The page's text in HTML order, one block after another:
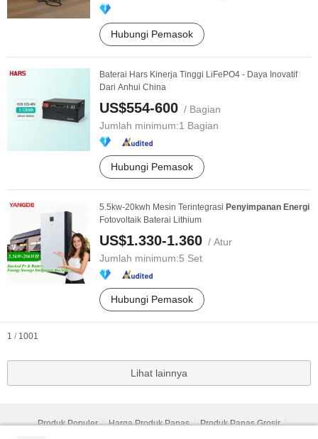
Hubungi Pemasok
Baterai Hars Kinerja Tinggi LiFePO4 - Daya Inovatif
Dari Anhui China
US$554-600 / Bagian
Jumlah minimum:1 Bagian
Hubungi Pemasok
5.5kw-20kwh Mesin Terintegrasi Penyimpanan Energi
Fotovoltaik Baterai Lithium
US$1.330-1.360 / Atur
Jumlah minimum:5 Set
Hubungi Pemasok
1 / 1001
Lihat lainnya
Produk Populer Harga Produk Panas
Produk Panas Grosir